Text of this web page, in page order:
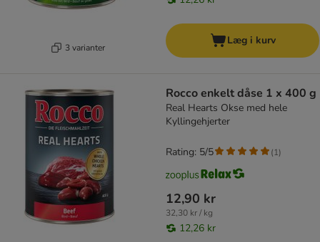
3 varianter
Læg i kurv
Rocco enkelt dåse 1 x 400 g
Real Hearts Okse med hele
Kyllingehjerter
12,90 kr
32,30 kr / kg
12,26 kr
Rating: 5/5 (1)